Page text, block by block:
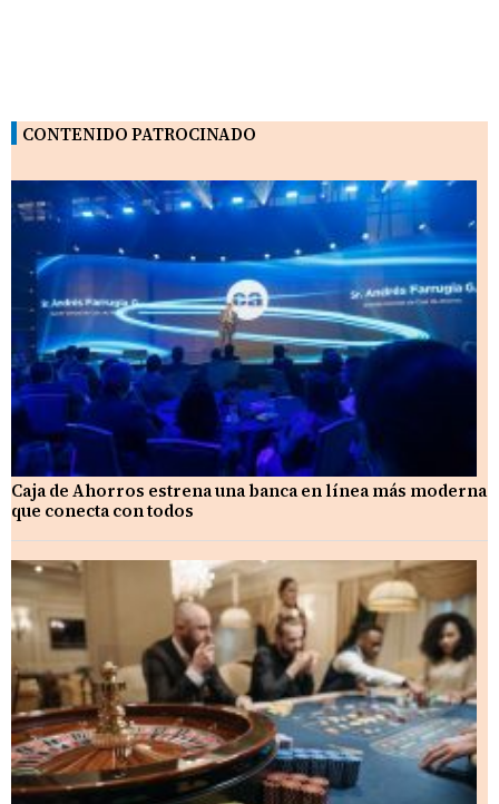
CONTENIDO PATROCINADO
Caja de Ahorros estrena una banca en línea más moderna
que conecta con todos